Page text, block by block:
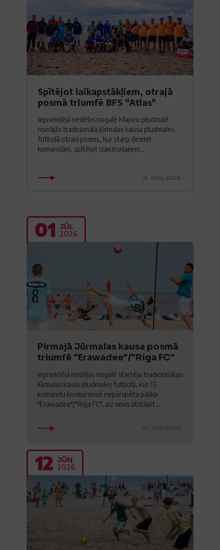
Spītējot laikapstākļiem, otrajā
posmā triumfē BFS "Atlas"
Iepriekšējā nedēļas nogalē Majoru pludmalē
risinājās tradicionālā Jūrmalas kausa pludmales
futbolā otrais posms, kur starp desmit
komandām, spītējot izaicinošajiem...
15. jūlijs 2026.
01 JŪL
2026
Pirmajā Jūrmalas kausa posmā
triumfē "Erawadee"/"Riga FC"
Iepriekšējā nedēļas nogalē startēja tradicionālais
Jūrmalas kauss pludmales futbolā, kur 13
komandu konkurencē nepārspēta palika
"Erawadee"/"Riga FC", aiz sevis atstājot...
01. jūlijs 2026.
12 JŪN
2026